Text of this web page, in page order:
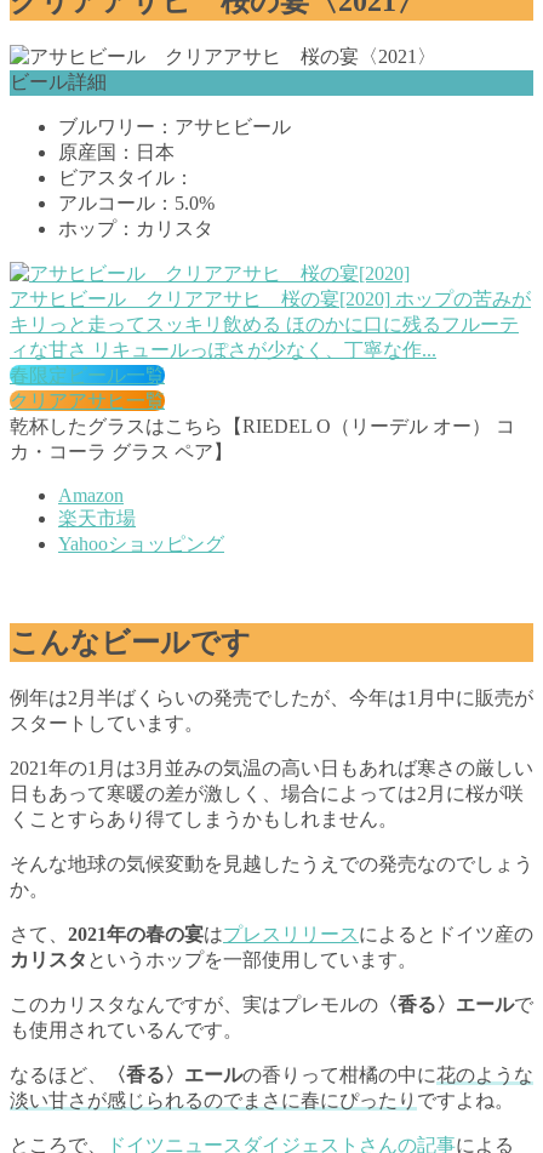
ビール詳細
ブルワリー：アサヒビール
原産国：日本
ビアスタイル：
アルコール：5.0%
ホップ：カリスタ
アサヒビール クリアアサヒ 桜の宴[2020] ホップの苦みが
キリっと走ってスッキリ飲める ほのかに口に残るフルーテ
ィな甘さ リキュールっぽさが少なく、丁寧な作...
春限定ビール一覧
クリアアサヒ一覧
乾杯したグラスはこちら【RIEDEL O（リーデル オー） コ
カ・コーラ グラス ペア】
Amazon
楽天市場
Yahooショッピング
こんなビールです
例年は2月半ばくらいの発売でしたが、今年は1月中に販売が
スタートしています。
2021年の1月は3月並みの気温の高い日もあれば寒さの厳しい
日もあって寒暖の差が激しく、場合によっては2月に桜が咲
くことすらあり得てしまうかもしれません。
そんな地球の気候変動を見越したうえでの発売なのでしょう
か。
さて、 2021年の春の宴はプレスリリース によるとドイツ産の
カリスタ というホップを一部使用しています。
このカリスタなんですが、実はプレモルの 〈香る〉エールで
も使用されているんです。
なるほど、 〈香る〉エールの香りって柑橘の中に花のような
淡い甘さが感じられるのでまさに春にぴったり ですよね。
ところで、 ドイツニュースダイジェストさんの記事による